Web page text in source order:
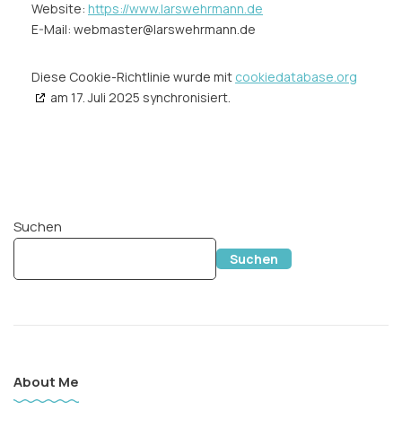
Website: https://www.larswehrmann.de
E-Mail: webmaster@larswehrmann.de
Diese Cookie-Richtlinie wurde mit cookiedatabase.org
am 17. Juli 2025 synchronisiert.
Suchen
Suchen
About Me